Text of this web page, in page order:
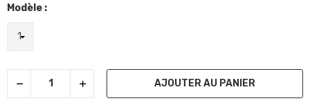
Modèle :
AJOUTER AU PANIER